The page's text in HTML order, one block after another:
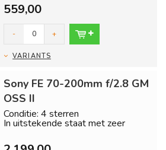
Inclusief 1 jaa...
559,00
- +
VARIANTS
Sony FE 70-200mm f/2.8 GM
OSS II
Conditie: 4 sterren
In uitstekende staat met zeer
nieuw.